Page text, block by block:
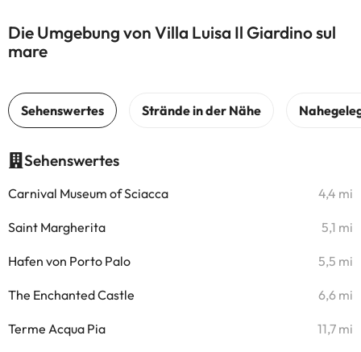
Die Umgebung von Villa Luisa Il Giardino sul
mare
Sehenswertes
Carnival Museum of Sciacca 4,4 mi
Saint Margherita 5,1 mi
Hafen von Porto Palo 5,5 mi
The Enchanted Castle 6,6 mi
Terme Acqua Pia 11,7 mi